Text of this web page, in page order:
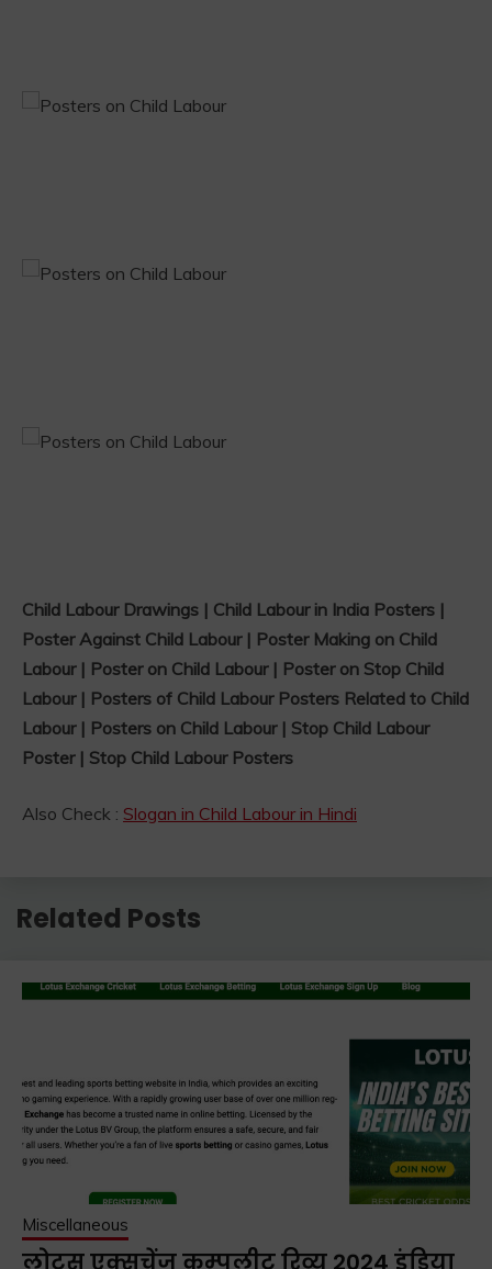
Child Labour Drawings | Child Labour in India Posters |
Poster Against Child Labour | Poster Making on Child
Labour | Poster on Child Labour | Poster on Stop Child
Labour | Posters of Child Labour Posters Related to Child
Labour | Posters on Child Labour | Stop Child Labour
Poster | Stop Child Labour Posters
Also Check : Slogan in Child Labour in Hindi
Related Posts
Miscellaneous
लोटस एक्सचेंज कम्पलीट रिव्यु 2024 इंडिया